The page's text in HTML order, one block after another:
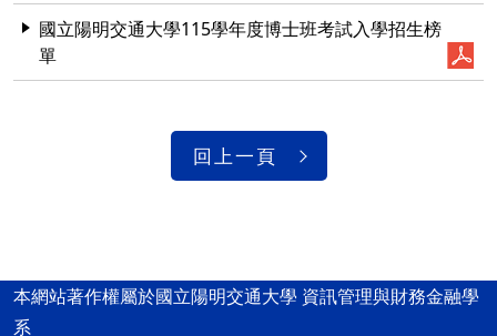
國立陽明交通大學115學年度博士班考試入學招生榜
單
回上一頁
本網站著作權屬於國立陽明交通大學 資訊管理與財務金融學
系